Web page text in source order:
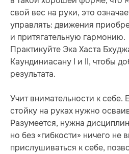
свой вес на руки, это
управлять: движения
и притягательную гармонию.
Практикуйте Эка Хаста
Каундиниасану I и II, чтобы
результата.
Учит внимательности к себе.
стойку на руках нужно
Разумеется, нужна
но без «гибкости» ничего не
прислушиваться к себе,